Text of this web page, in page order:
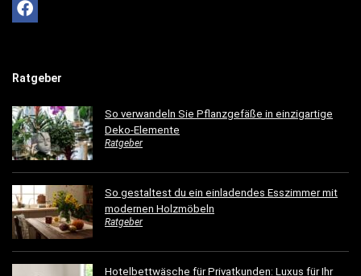
Ratgeber
So verwandeln Sie Pflanzgefäße in einzigartige
Deko-Elemente
Ratgeber
So gestaltest du ein einladendes Esszimmer mit
modernen Holzmöbeln
Ratgeber
Hotelbettwäsche für Privatkunden: Luxus für Ihr